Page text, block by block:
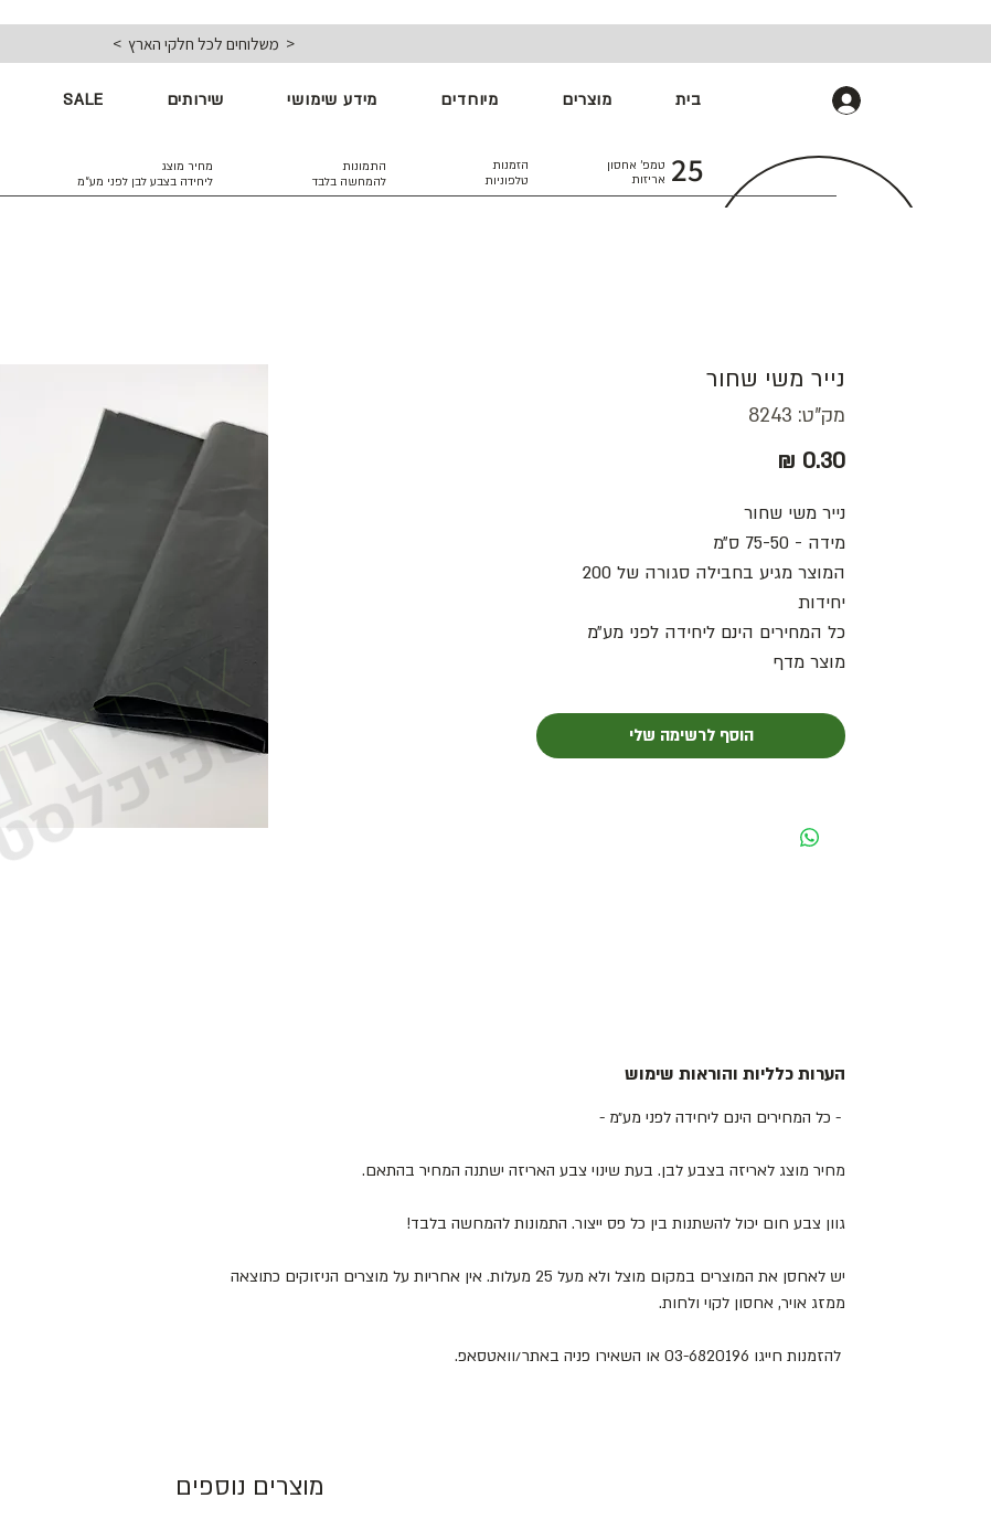
< משלוחים לכל חלקי הארץ >
בית מוצרים מיוחדים מידע שימושי שירותים SALE
מחיר מוצג
ליחידה בצבע לבן לפני מע״מ
התמונות
להמחשה בלבד
הזמנות
טלפוניות
25 טמפ׳ אחסון
אריזות
נייר משי שחור
מק"ט: 8243
נייר משי שחור
מידה - 75-50 ס״מ
המוצר מגיע בחבילה סגורה של 200
יחידות
כל המחירים הינם ליחידה לפני מע״מ
מוצר מדף
הוסף לרשימה שלי
הערות כלליות והוראות שימוש
- כל המחירים הינם ליחידה לפני מע״מ -
מחיר מוצג לאריזה בצבע לבן. בעת שינוי צבע האריזה ישתנה המחיר בהתאם.
גוון צבע חום יכול להשתנות בין כל פס ייצור. התמונות להמחשה בלבד!
יש לאחסן את המוצרים במקום מוצל ולא מעל 25 מעלות. אין אחריות על מוצרים הניזוקים כתוצאה
ממזג אויר, אחסון לקוי ולחות.
להזמנות חייגו 03-6820196 או השאירו פניה באתר/וואטסאפ.
מוצרים נוספים